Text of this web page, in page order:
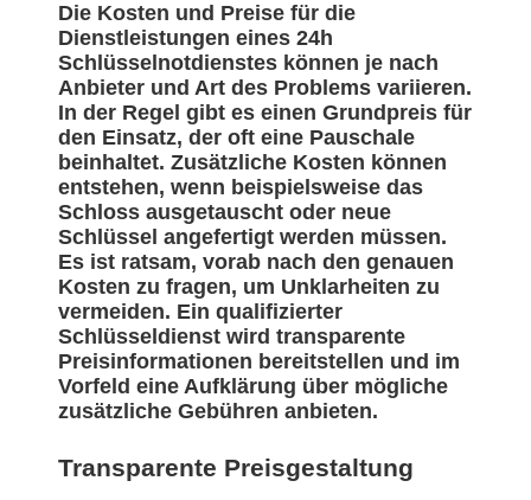
Die Kosten und Preise für die
Dienstleistungen eines 24h
Schlüsselnotdienstes können je nach
Anbieter und Art des Problems variieren.
In der Regel gibt es einen Grundpreis für
den Einsatz, der oft eine Pauschale
beinhaltet. Zusätzliche Kosten können
entstehen, wenn beispielsweise das
Schloss ausgetauscht oder neue
Schlüssel angefertigt werden müssen.
Es ist ratsam, vorab nach den genauen
Kosten zu fragen, um Unklarheiten zu
vermeiden. Ein qualifizierter
Schlüsseldienst wird transparente
Preisinformationen bereitstellen und im
Vorfeld eine Aufklärung über mögliche
zusätzliche Gebühren anbieten.
Transparente Preisgestaltung